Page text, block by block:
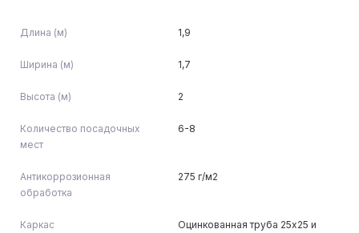
Длина (м) 1,9
Ширина (м) 1,7
Высота (м) 2
Количество посадочных
мест
6-8
Антикоррозионная
обработка
275 г/м2
Каркас
Оцинкованная труба 25х25 и